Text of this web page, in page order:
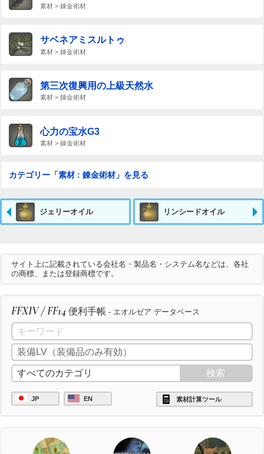
素材 > 錬金術材
サベネアミスルトゥ
素材 > 錬金術材
第三次復興用の上級天然水
素材 > 錬金術材
心力の宝水G3
素材 > 錬金術材
カテゴリー「素材 : 錬金術材」を見る
ジェリーオイル リンシードオイル
サイト上に記載されている会社名・製品名・システム名などは、各社
の商標、または登録商標です。
FFXIV / FF14 便利手帳 - エオルゼア データベース
JP EN 素材計算ツール